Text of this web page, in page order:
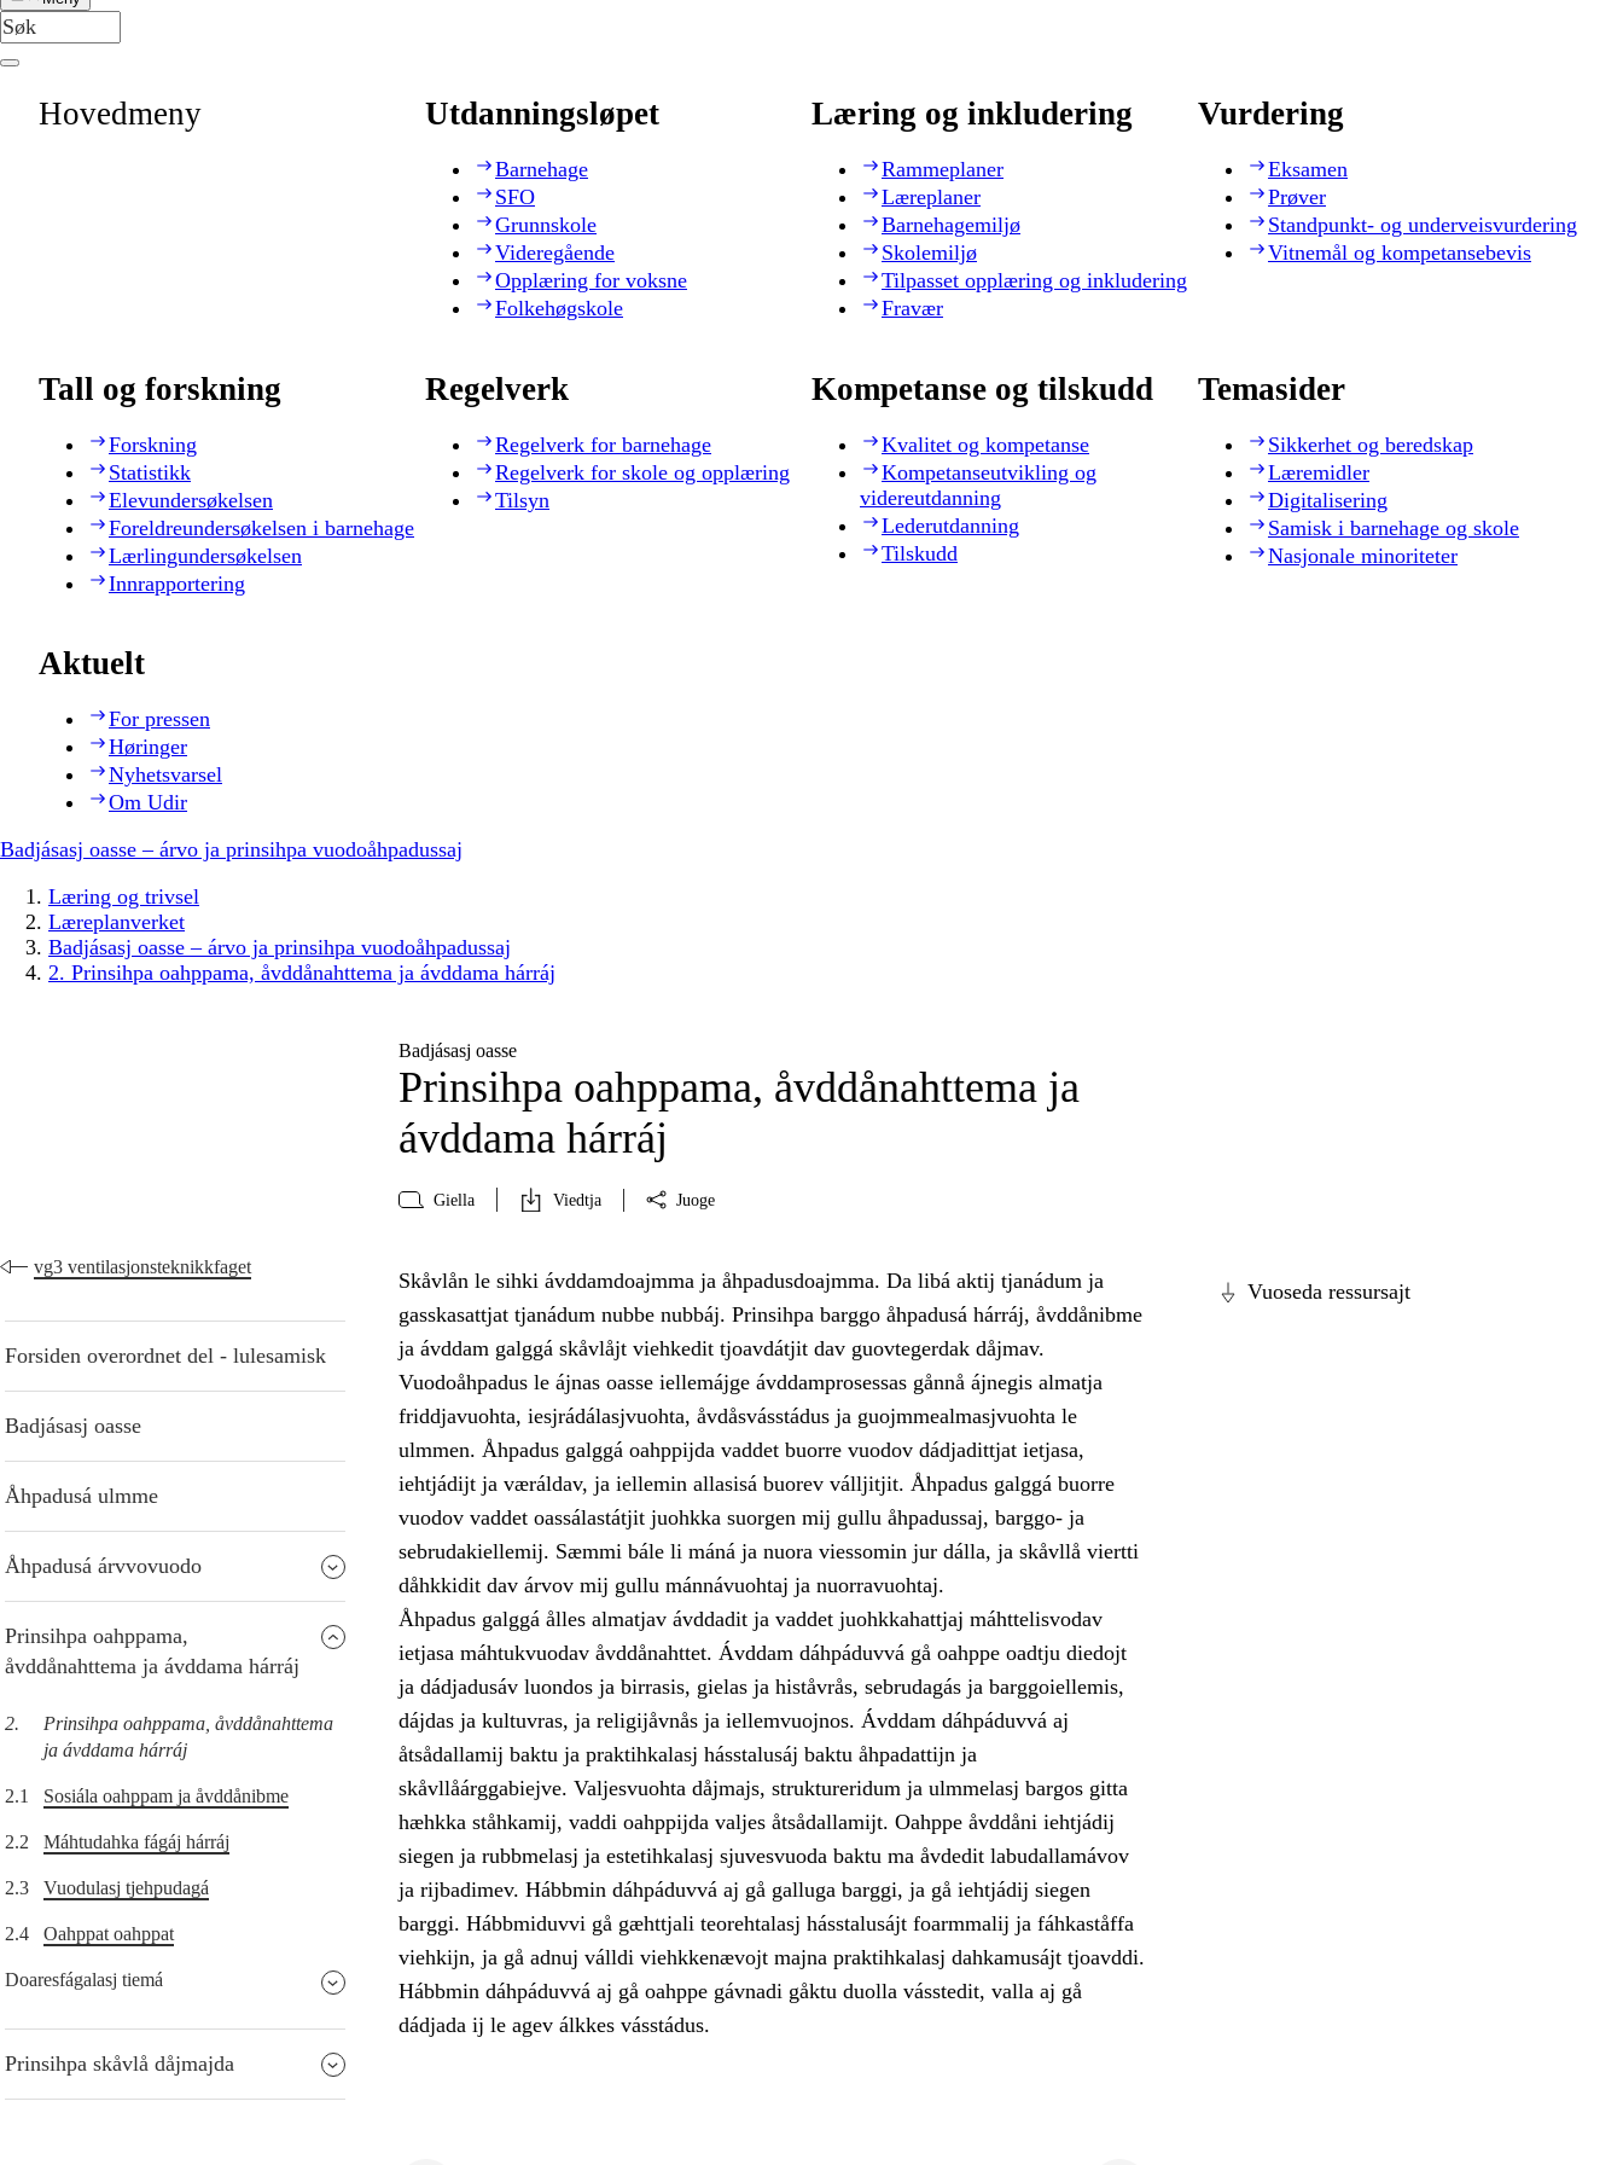
Hovedmeny Utdanningsløpet
Barnehage
SFO
Grunnskole
Videregående
Opplæring for voksne
Folkehøgskole
Læring og inkludering
Rammeplaner
Læreplaner
Barnehagemiljø
Skolemiljø
Tilpasset opplæring og inkludering
Fravær
Vurdering
Eksamen
Prøver
Standpunkt- og underveisvurdering
Vitnemål og kompetansebevis
Tall og forskning
Forskning
Statistikk
Elevundersøkelsen
Foreldreundersøkelsen i barnehage
Lærlingundersøkelsen
Innrapportering
Regelverk
Regelverk for barnehage
Regelverk for skole og opplæring
Tilsyn
Kompetanse og tilskudd
Kvalitet og kompetanse
Kompetanseutvikling og
videreutdanning
Lederutdanning
Tilskudd
Temasider
Sikkerhet og beredskap
Læremidler
Digitalisering
Samisk i barnehage og skole
Nasjonale minoriteter
Aktuelt
For pressen
Høringer
Nyhetsvarsel
Om Udir
Badjásasj oasse – árvo ja prinsihpa vuodoåhpadussaj
Læring og trivsel
Læreplanverket
Badjásasj oasse – árvo ja prinsihpa vuodoåhpadussaj
2. Prinsihpa oahppama, åvddånahttema ja ávddama hárráj
Badjásasj oasse
Prinsihpa oahppama, åvddånahttema ja
ávddama hárráj
Giella Viedtja Juoge
vg3 ventilasjonsteknikkfaget
Forsiden overordnet del - lulesamisk
Badjásasj oasse
Åhpadusá ulmme
Åhpadusá árvvovuodo
Prinsihpa oahppama,
åvddånahttema ja ávddama hárráj
2.
Prinsihpa oahppama, åvddånahttema
ja ávddama hárráj
2.1 Sosiála oahppam ja åvddånibme
2.2 Máhtudahka fágáj hárráj
2.3 Vuodulasj tjehpudagá
2.4 Oahppat oahppat
Doaresfágalasj tiemá
Prinsihpa skåvlå dåjmajda
Vuoseda ressursajt
Skåvlån le sihki ávddamdoajmma ja åhpadusdoajmma. Da libá aktij tjanádum ja
gasskasattjat tjanádum nubbe nubbáj. Prinsihpa barggo åhpadusá hárráj, åvddånibme
ja ávddam galggá skåvlåjt viehkedit tjoavdátjit dav guovtegerdak dåjmav.
Vuodoåhpadus le ájnas oasse iellemájge ávddamprosessas gånnå ájnegis almatja
friddjavuohta, iesjrádálasjvuohta, åvdåsvásstádus ja guojmmealmasjvuohta le
ulmmen. Åhpadus galggá oahppijda vaddet buorre vuodov dádjadittjat ietjasa,
iehtjádijt ja væráldav, ja iellemin allasisá buorev válljitjit. Åhpadus galggá buorre
vuodov vaddet oassálastátjit juohkka suorgen mij gullu åhpadussaj, barggo- ja
sebrudakiellemij. Sæmmi bále li máná ja nuora viessomin jur dálla, ja skåvllå viertti
dåhkkidit dav árvov mij gullu mánnávuohtaj ja nuorravuohtaj.
Åhpadus galggá ålles almatjav ávddadit ja vaddet juohkkahattjaj máhttelisvodav
ietjasa máhtukvuodav åvddånahttet. Ávddam dáhpáduvvá gå oahppe oadtju diedojt
ja dádjadusáv luondos ja birrasis, gielas ja histåvrås, sebrudagás ja barggoiellemis,
dájdas ja kultuvras, ja religijåvnås ja iellemvuojnos. Ávddam dáhpáduvvá aj
åtsådallamij baktu ja praktihkalasj hásstalusáj baktu åhpadattijn ja
skåvllåárggabiejve. Valjesvuohta dåjmajs, struktureridum ja ulmmelasj bargos gitta
hæhkka ståhkamij, vaddi oahppijda valjes åtsådallamijt. Oahppe åvddåni iehtjádij
siegen ja rubbmelasj ja estetihkalasj sjuvesvuoda baktu ma åvdedit labudallamávov
ja rijbadimev. Hábbmin dáhpáduvvá aj gå galluga barggi, ja gå iehtjádij siegen
barggi. Hábbmiduvvi gå gæhttjali teorehtalasj hásstalusájt foarmmalij ja fáhkaståffa
viehkijn, ja gå adnuj válldi viehkkenævojt majna praktihkalasj dahkamusájt tjoavddi.
Hábbmin dáhpáduvvá aj gå oahppe gávnadi gåktu duolla vásstedit, valla aj gå
dádjada ij le agev álkkes vásstádus.